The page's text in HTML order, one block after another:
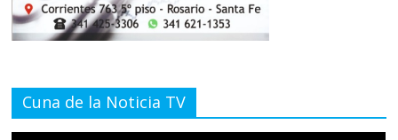
Cuna de la Noticia TV